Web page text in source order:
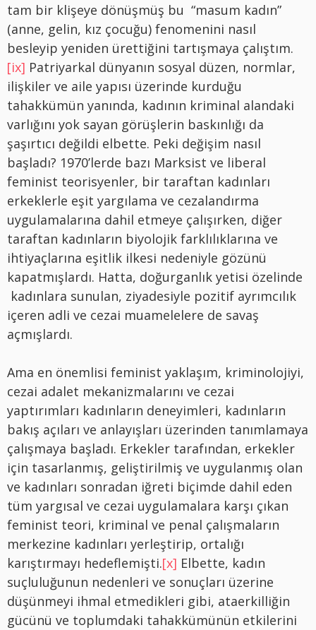
tam bir klişeye dönüşmüş bu “masum kadın”
(anne, gelin, kız çocuğu) fenomenini nasıl
besleyip yeniden ürettiğini tartışmaya çalıştım.
[ix] Patriyarkal dünyanın sosyal düzen, normlar,
ilişkiler ve aile yapısı üzerinde kurduğu
tahakkümün yanında, kadının kriminal alandaki
varlığını yok sayan görüşlerin baskınlığı da
şaşırtıcı değildi elbette. Peki değişim nasıl
başladı? 1970’lerde bazı Marksist ve liberal
feminist teorisyenler, bir taraftan kadınları
erkeklerle eşit yargılama ve cezalandırma
uygulamalarına dahil etmeye çalışırken, diğer
taraftan kadınların biyolojik farklılıklarına ve
ihtiyaçlarına eşitlik ilkesi nedeniyle gözünü
kapatmışlardı. Hatta, doğurganlık yetisi özelinde
kadınlara sunulan, ziyadesiyle pozitif ayrımcılık
içeren adli ve cezai muamelelere de savaş
açmışlardı.
Ama en önemlisi feminist yaklaşım, kriminolojiyi,
cezai adalet mekanizmalarını ve cezai
yaptırımları kadınların deneyimleri, kadınların
bakış açıları ve anlayışları üzerinden tanımlamaya
çalışmaya başladı. Erkekler tarafından, erkekler
için tasarlanmış, geliştirilmiş ve uygulanmış olan
ve kadınları sonradan iğreti biçimde dahil eden
tüm yargısal ve cezai uygulamalara karşı çıkan
feminist teori, kriminal ve penal çalışmaların
merkezine kadınları yerleştirip, ortalığı
karıştırmayı hedeflemişti.[x] Elbette, kadın
suçluluğunun nedenleri ve sonuçları üzerine
düşünmeyi ihmal etmedikleri gibi, ataerkilliğin
gücünü ve toplumdaki tahakkümünün etkilerini